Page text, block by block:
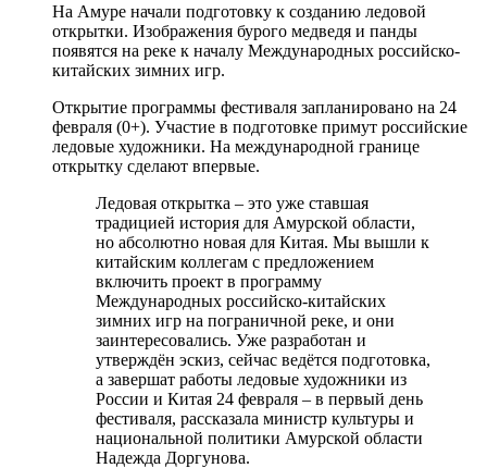
На Амуре начали подготовку к созданию ледовой
открытки. Изображения бурого медведя и панды
появятся на реке к началу Международных российско-
китайских зимних игр.
Открытие программы фестиваля запланировано на 24
февраля (0+). Участие в подготовке примут российские
ледовые художники. На международной границе
открытку сделают впервые.
Ледовая открытка – это уже ставшая
традицией история для Амурской области,
но абсолютно новая для Китая. Мы вышли к
китайским коллегам с предложением
включить проект в программу
Международных российско-китайских
зимних игр на пограничной реке, и они
заинтересовались. Уже разработан и
утверждён эскиз, сейчас ведётся подготовка,
а завершат работы ледовые художники из
России и Китая 24 февраля – в первый день
фестиваля, рассказала министр культуры и
национальной политики Амурской области
Надежда Доргунова.